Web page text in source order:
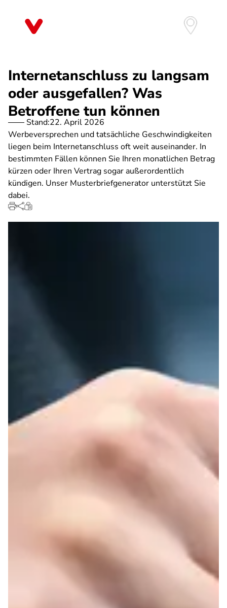
Internetanschluss zu langsam
oder ausgefallen? Was
Betroffene tun können
Stand:22. April 2026
Werbeversprechen und tatsächliche Geschwindigkeiten
liegen beim Internetanschluss oft weit auseinander. In
bestimmten Fällen können Sie Ihren monatlichen Betrag
kürzen oder Ihren Vertrag sogar außerordentlich
kündigen. Unser Musterbriefgenerator unterstützt Sie
dabei.